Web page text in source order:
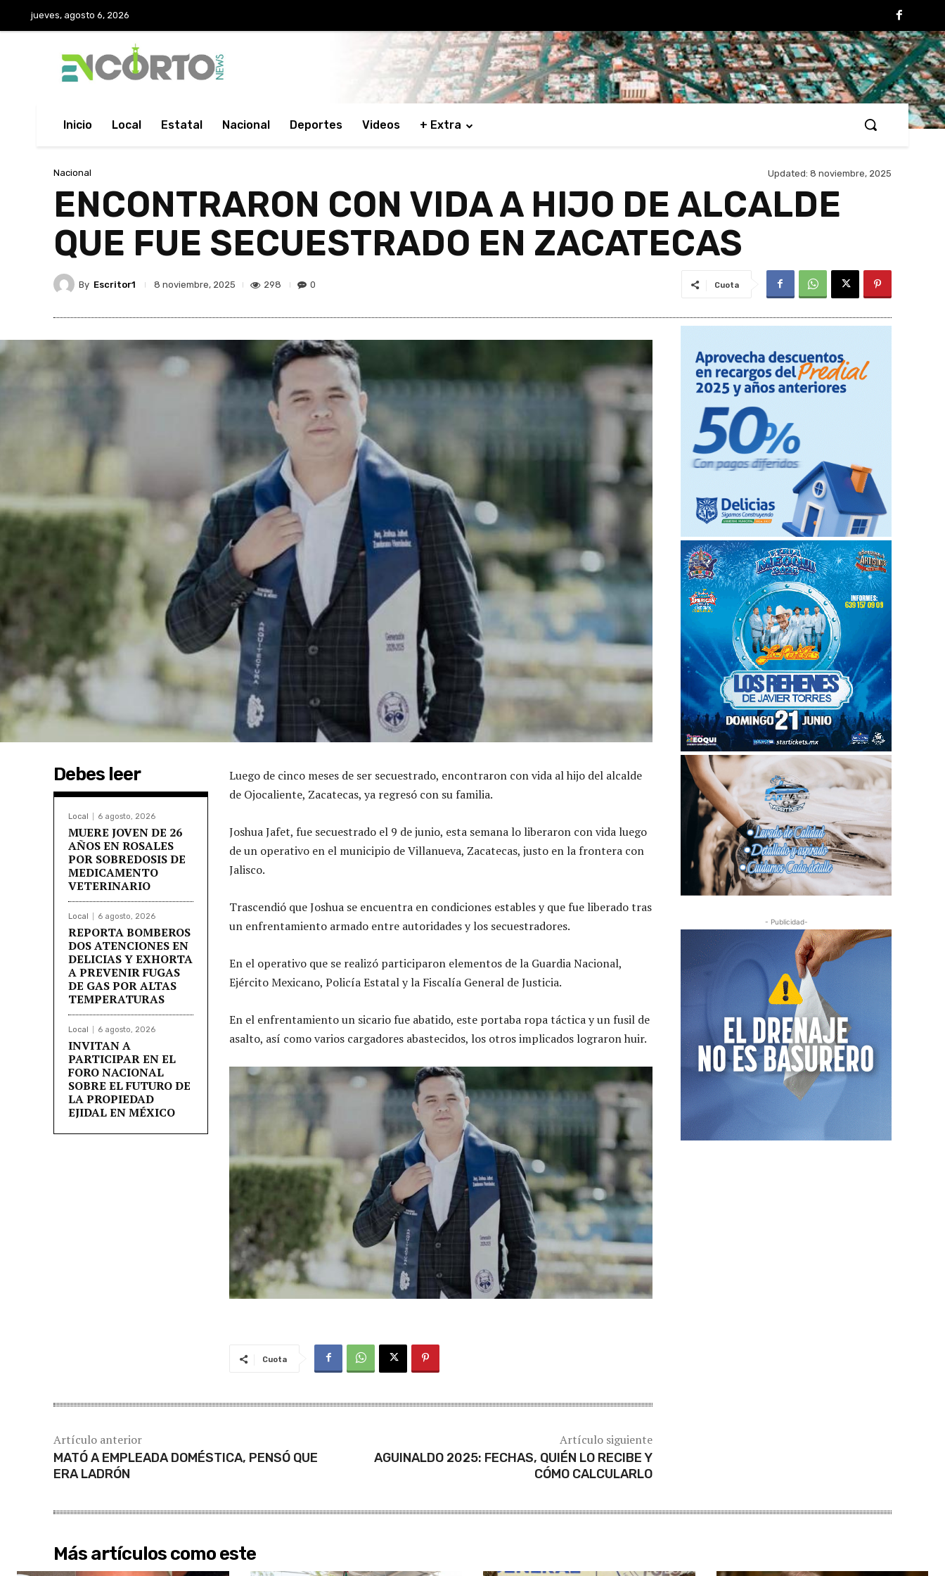
jueves, agosto 6, 2026
Inicio Local Estatal Nacional Deportes Videos + Extra
Nacional Updated: 8 noviembre, 2025
ENCONTRARON CON VIDA A HIJO DE ALCALDE
QUE FUE SECUESTRADO EN ZACATECAS
By Escritor1 8 noviembre, 2025 298 0 Cuota
Debes leer
Local 6 agosto, 2026
MUERE JOVEN DE 26
AÑOS EN ROSALES
POR SOBREDOSIS DE
MEDICAMENTO
VETERINARIO
Local 6 agosto, 2026
REPORTA BOMBEROS
DOS ATENCIONES EN
DELICIAS Y EXHORTA
A PREVENIR FUGAS
DE GAS POR ALTAS
TEMPERATURAS
Local 6 agosto, 2026
INVITAN A
PARTICIPAR EN EL
FORO NACIONAL
SOBRE EL FUTURO DE
LA PROPIEDAD
EJIDAL EN MÉXICO
Luego de cinco meses de ser secuestrado, encontraron con vida al hijo del alcalde
de Ojocaliente, Zacatecas, ya regresó con su familia.
Joshua Jafet, fue secuestrado el 9 de junio, esta semana lo liberaron con vida luego
de un operativo en el municipio de Villanueva, Zacatecas, justo en la frontera con
Jalisco.
Trascendió que Joshua se encuentra en condiciones estables y que fue liberado tras
un enfrentamiento armado entre autoridades y los secuestradores.
En el operativo que se realizó participaron elementos de la Guardia Nacional,
Ejército Mexicano, Policía Estatal y la Fiscalía General de Justicia.
En el enfrentamiento un sicario fue abatido, este portaba ropa táctica y un fusil de
asalto, así como varios cargadores abastecidos, los otros implicados lograron huir.
Cuota
Artículo anterior
MATÓ A EMPLEADA DOMÉSTICA, PENSÓ QUE
ERA LADRÓN
Artículo siguiente
AGUINALDO 2025: FECHAS, QUIÉN LO RECIBE Y
CÓMO CALCULARLO
- Publicidad-
Más artículos como este